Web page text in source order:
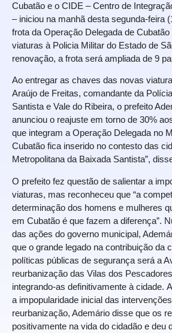
Cubatão e o CIDE – Centro de
– iniciou na manhã desta segunda-feira
frota da Operação Delegada de
viaturas à Policia Militar do Estado de
renovação, a frota será ampliada de 9
Ao entregar as chaves das novas
Araújo de Freitas, comandante da
Santista e Vale do Ribeira, o prefeito
anunciou o reajuste em torno de 30%
que integram a Operação Delegada no
Cubatão fica inserido no contesto das
Metropolitana da Baixada Santista”,
O prefeito fez questão de salientar a
viaturas, mas reconheceu que “a
determinação dos homens e mulheres
em Cubatão é que fazem a diferença”.
das ações do governo municipal,
que o grande legado na contribuição da
políticas públicas de segurança será a
reurbanização das Vilas dos
integrando-as definitivamente à cidade.
a impopularidade inicial das
reurbanização, Ademário disse que os
positivamente na vida do cidadão e deu